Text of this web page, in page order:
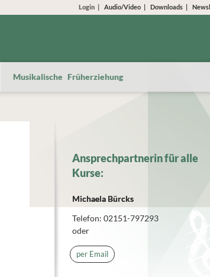
Login Audio/Video Downloads
Musikalische Früherziehung
Ansprechpartnerin für alle
Kurse:
Michaela Bürcks
Telefon: 02151-797293
oder
per Email